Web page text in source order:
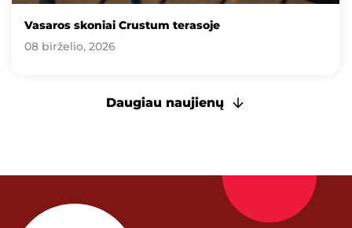
Vasaros skoniai Crustum terasoje
08 birželio, 2026
Daugiau naujienų